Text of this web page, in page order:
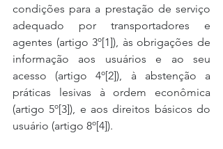
condições para a prestação de serviço
adequado por transportadores e
agentes (artigo 3º[1]), às obrigações de
informação aos usuários e ao seu
acesso (artigo 4º[2]), à abstenção a
práticas lesivas à ordem econômica
(artigo 5º[3]), e aos direitos básicos do
usuário (artigo 8º[4]).